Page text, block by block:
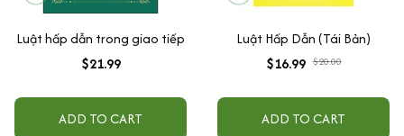
Luật hấp dẫn trong giao tiếp
$21.99
ADD TO CART
Luật Hấp Dẫn (Tái Bản)
$16.99 $20.00
ADD TO CART